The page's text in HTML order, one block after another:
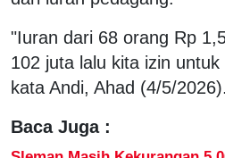
"Iuran dari 68 orang Rp
102 juta lalu kita izin
kata Andi, Ahad (4/5/2026).
Baca Juga :